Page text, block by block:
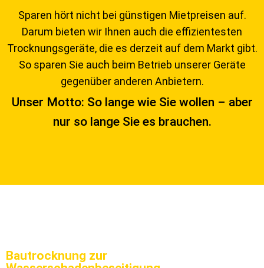
Sparen hört nicht bei günstigen Mietpreisen auf.
Darum bieten wir Ihnen auch die effizientesten
Trocknungsgeräte, die es derzeit auf dem Markt gibt.
So sparen Sie auch beim Betrieb unserer Geräte
gegenüber anderen Anbietern.
Unser Motto: So lange wie Sie wollen – aber
nur so lange Sie es brauchen.
Bautrocknung zur